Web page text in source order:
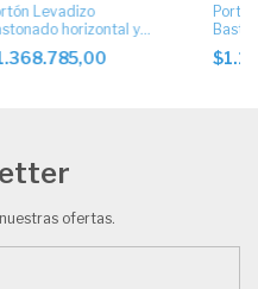
Levadizo
horizontal y
artística
ofertas.